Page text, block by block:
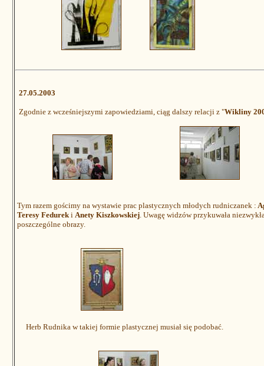
27.05.2003
Zgodnie z wcześniejszymi zapowiedziami, ciąg dalszy relacji z "Wikliny
Tym razem gościmy na wystawie prac plastycznych młodych rudniczanek :
Teresy Fedurek i Anety Kiszkowskiej . Uwagę widzów przykuwała
poszczególne obrazy.
Herb Rudnika w takiej formie plastycznej musiał się podobać.